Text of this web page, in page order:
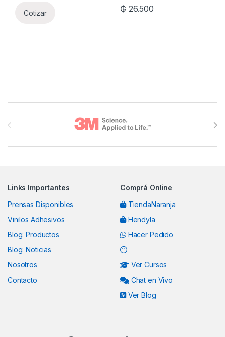
Cotizar ₲ 26.500
Links Importantes
Prensas Disponibles
Vinilos Adhesivos
Blog: Productos
Blog: Noticias
Nosotros
Contacto
Comprá Online
TiendaNaranja
Hendyla
Hacer Pedido
Ver Cursos
Chat en Vivo
Ver Blog